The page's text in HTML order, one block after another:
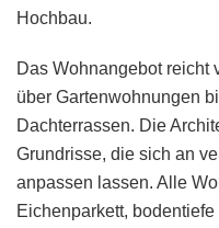
Hochbau.
Das Wohnangebot reicht
über Gartenwohnungen
Dachterrassen. Die
Grundrisse, die sich an
anpassen lassen. Alle
Eichenparkett,